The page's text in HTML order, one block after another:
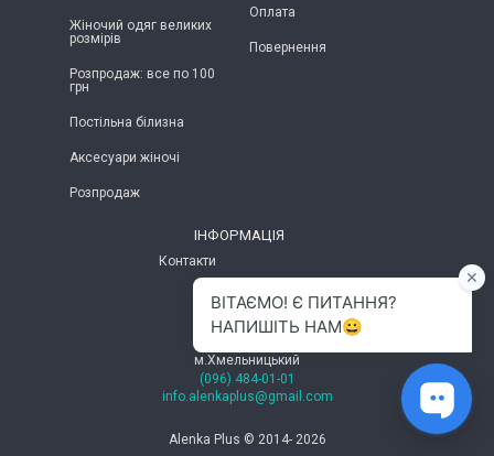
Жіночий одяг великих
розмірів
Розпродаж: все по 100
грн
Постільна білизна
Аксесуари жіночі
Розпродаж
Оплата
Повернення
ІНФОРМАЦІЯ
Контакти
м.Хмельницький
(096) 484-01-01
info.alenkaplus@gmail.com
Alenka Plus © 2014- 2026